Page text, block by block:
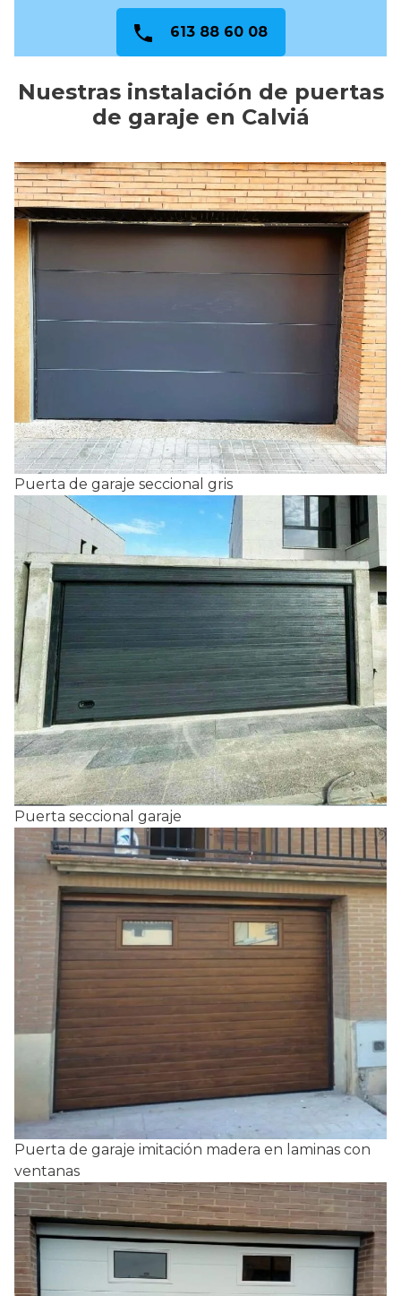
613 88 60 08
Nuestras instalación de puertas
de garaje en Calviá
Puerta de garaje seccional gris
Puerta seccional garaje
Puerta de garaje imitación madera en laminas con
ventanas